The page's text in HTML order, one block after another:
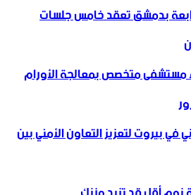
بدمشق تعقد خامس جلسات
‌‏مستشفى متخصص بمعالجة الأورام
في بيروت لتعزيز التعاون ‏الأمني ‏بين